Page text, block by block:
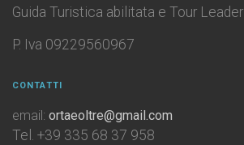
Guida Turistica abilitata e Tour Leader
P. Iva 09229560967
CONTATTI
email: ortaeoltre@gmail.com
Tel. +39 335 68 37 958